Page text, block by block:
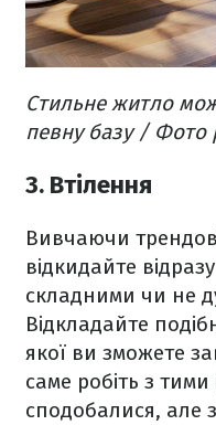
Стильне житло
певну базу / Фото
3. Втілення
Вивчаючи
відкидайте
складними чи не
Відкладайте
якої ви зможете
саме робіть з тими
сподобалися, але